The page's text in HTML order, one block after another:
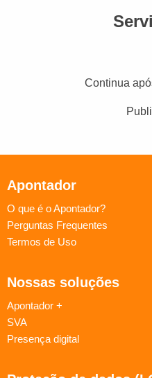
Continua
Apontador
O que é o Apontador?
Perguntas Frequentes
Termos de Uso
Nossas soluções
Apontador +
SVA
Presença digital